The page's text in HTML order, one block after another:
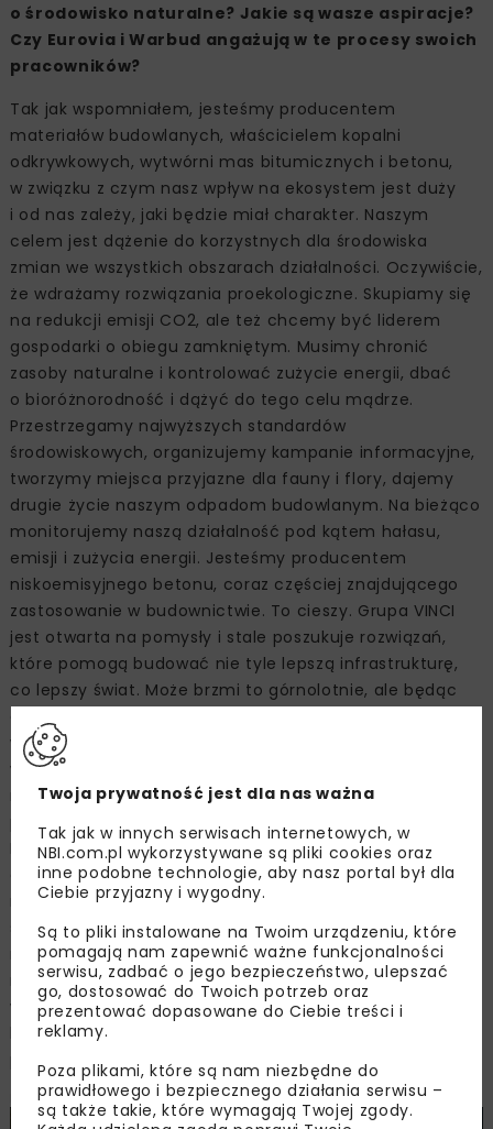
o środowisko naturalne? Jakie są wasze aspiracje?
Czy Eurovia i Warbud angażują w te procesy swoich
pracowników?
Tak jak wspomniałem, jesteśmy producentem
materiałów budowlanych, właścicielem kopalni
odkrywkowych, wytwórni mas bitumicznych i betonu,
w związku z czym nasz wpływ na ekosystem jest duży
i od nas zależy, jaki będzie miał charakter. Naszym
celem jest dążenie do korzystnych dla środowiska
zmian we wszystkich obszarach działalności. Oczywiście,
że wdrażamy rozwiązania proekologiczne. Skupiamy się
na redukcji emisji CO2, ale też chcemy być liderem
gospodarki o obiegu zamkniętym. Musimy chronić
zasoby naturalne i kontrolować zużycie energii, dbać
o bioróżnorodność i dążyć do tego celu mądrze.
Przestrzegamy najwyższych standardów
środowiskowych, organizujemy kampanie informacyjne,
tworzymy miejsca przyjazne dla fauny i flory, dajemy
drugie życie naszym odpadom budowlanym. Na bieżąco
monitorujemy naszą działalność pod kątem hałasu,
emisji i zużycia energii. Jesteśmy producentem
niskoemisyjnego betonu, coraz częściej znajdującego
zastosowanie w budownictwie. To cieszy. Grupa VINCI
jest otwarta na pomysły i stale poszukuje rozwiązań,
które pomogą budować nie tyle lepszą infrastrukturę,
co lepszy świat. Może brzmi to górnolotnie, ale będąc
wpływ na rzeczywistość. Jestem dumny, że to właśnie
w Eurovii powstał innowacyjny produkt Power Road,
nadający drodze nową funkcjonalność w postaci
produkcji energii do celów grzewczych, że Warbud
Beton udoskonala zielone mieszanki, pozyskując kolejne
certyfikacje. Co roku Grupa VINCI organizuje
międzynarodowy konkurs Environmental Awards dla
swoich pracowników, wspierając oddolne inicjatywy
na rzecz środowiska. W 2023 r, koncentrowaliśmy się
na redukcji zużycia wody i odzysku materiałów. Pomysły
wspiera potem specjalistyczna platforma Leonard,
której dorobek jest imponujący i pokazuje, jak duży
potencjał drzemie w naszych kadrach.
REKLAMA
Twoja prywatność jest dla nas ważna
Tak jak w innych serwisach internetowych, w
NBI.com.pl wykorzystywane są pliki cookies oraz
inne podobne technologie, aby nasz portal był dla
Ciebie przyjazny i wygodny.
Są to pliki instalowane na Twoim urządzeniu, które
pomagają nam zapewnić ważne funkcjonalności
serwisu, zadbać o jego bezpieczeństwo, ulepszać
go, dostosować do Twoich potrzeb oraz
prezentować dopasowane do Ciebie treści i
reklamy.
Poza plikami, które są nam niezbędne do
prawidłowego i bezpiecznego działania serwisu –
są także takie, które wymagają Twojej zgody.